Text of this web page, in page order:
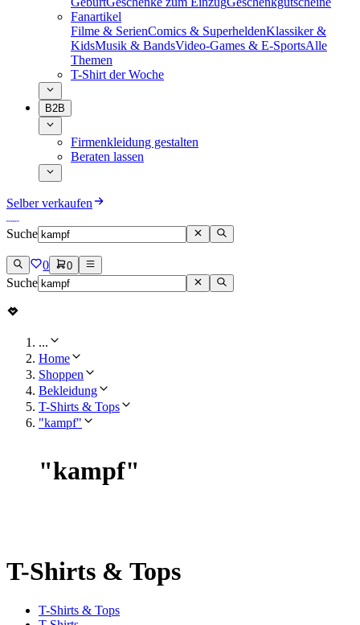
Fanartikel
Filme & SerienComics & SuperheldenKlassiker &
KidsMusik & BandsVideo-Games & E-SportsAlle
Themen
T-Shirt der Woche
B2B
Firmenkleidung gestalten
Beraten lassen
Selber verkaufen
Suche
0 0
Suche
...
Home
Shoppen
Bekleidung
T-Shirts & Tops
"kampf"
"kampf"
T-Shirts & Tops
T-Shirts & Tops